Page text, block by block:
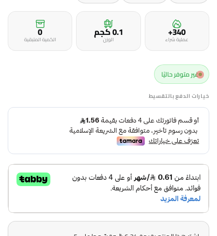
340+
عملية شراء 0.1 كجمالوزن 0
الكمية المتبقية
غير متوفر حاليًا
خيارات الدفع بالتقسيط